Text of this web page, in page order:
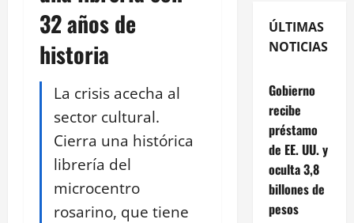
32 años de
historia
La crisis acecha al
sector cultural.
Cierra una histórica
librería del
microcentro
rosarino, que tiene
ÚLTIMAS
NOTICIAS
Gobierno
recibe
préstamo
de EE. UU. y
oculta 3,8
billones de
pesos